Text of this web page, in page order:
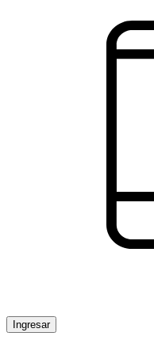
Ingresar